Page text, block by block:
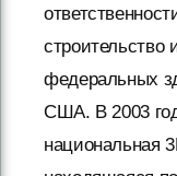
строительство
федеральных
США. В 2003
национальная